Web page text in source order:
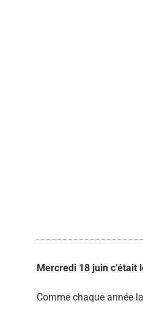
Mercredi 18 juin c’était
Comme chaque année